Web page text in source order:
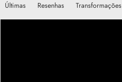
Últimas Resenhas Transformações